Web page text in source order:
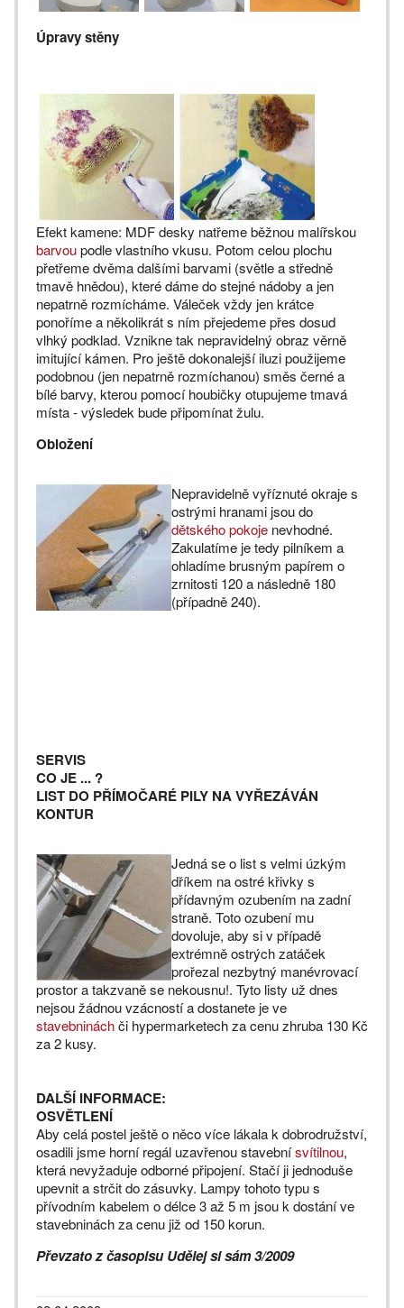
Úpravy stěny
Efekt kamene: MDF desky natřeme běžnou malířskou
barvoupodle vlastního vkusu. Potom celou plochu
přetřeme dvěma dalšími barvami (světle a středně
tmavě hnědou), které dáme do stejné nádoby a jen
nepatrně rozmícháme. Váleček vždy jen krátce
ponoříme a několikrát s ním přejedeme přes dosud
vlhký podklad. Vznikne tak nepravidelný obraz věrně
imitující kámen. Pro ještě dokonalejší iluzi použijeme
podobnou (jen nepatrně rozmíchanou) směs černé a
bílé barvy, kterou pomocí houbičky otupujeme tmavá
místa - výsledek bude připomínat žulu.
Obložení
Nepravidelně vyříznuté okraje s
ostrými hranami jsou do
dětského pokoje nevhodné.
Zakulatíme je tedy pilníkem a
ohladíme brusným papírem o
zrnitosti 120 a následně 180
(případně 240).
SERVIS
CO JE ... ?
LIST DO PŘÍMOČARÉ PILY NA VYŘEZÁVÁN
KONTUR
Jedná se o list s velmi úzkým
dříkem na ostré křivky s
přídavným ozubením na zadní
straně. Toto ozubení mu
dovoluje, aby si v případě
extrémně ostrých zatáček
prořezal nezbytný manévrovací
prostor a takzvaně se nekousnu!. Tyto listy už dnes
nejsou žádnou vzácností a dostanete je ve
stavebnináchči hypermarketech za cenu zhruba 130 Kč
za 2 kusy.
DALŠÍ INFORMACE:
OSVĚTLENÍ
Aby celá postel ještě o něco více lákala k dobrodružství,
osadili jsme horní regál uzavřenou stavebnísvítilnou,
která nevyžaduje odborné připojení. Stačí ji jednoduše
upevnit a strčit do zásuvky. Lampy tohoto typu s
přívodním kabelem o délce 3 až 5 m jsou k dostání ve
stavebninách za cenu již od 150 korun.
Převzato z časopisu Udělej si sám 3/2009